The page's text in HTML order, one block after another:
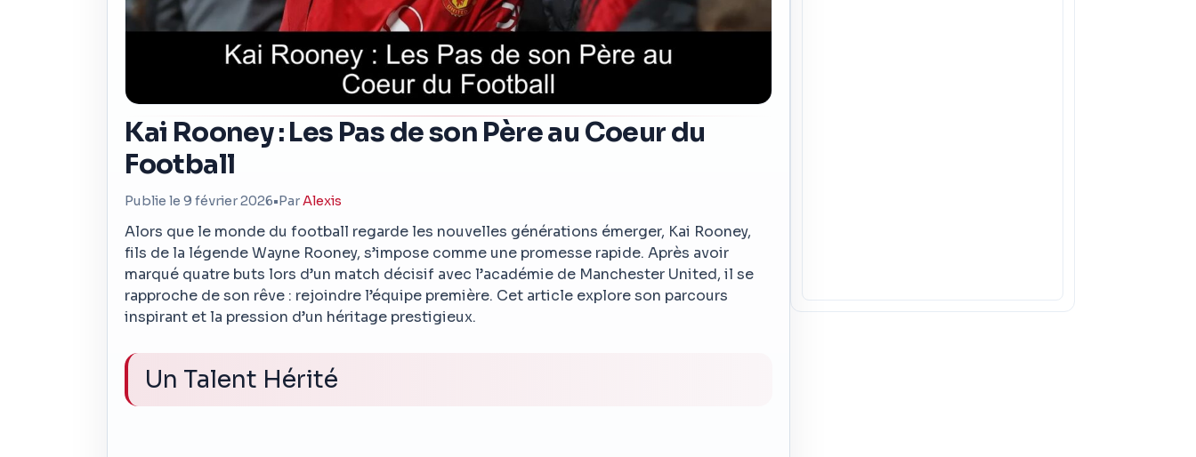
Kai Rooney : Les Pas de son Père au Coeur du
Football
Publie le 9 février 2026•ParAlexis
Alors que le monde du football regarde les nouvelles générations émerger, Kai Rooney,
fils de la légende Wayne Rooney, s’impose comme une promesse rapide. Après avoir
marqué quatre buts lors d’un match décisif avec l’académie de Manchester United, il se
rapproche de son rêve : rejoindre l’équipe première. Cet article explore son parcours
inspirant et la pression d’un héritage prestigieux.
Un Talent Hérité